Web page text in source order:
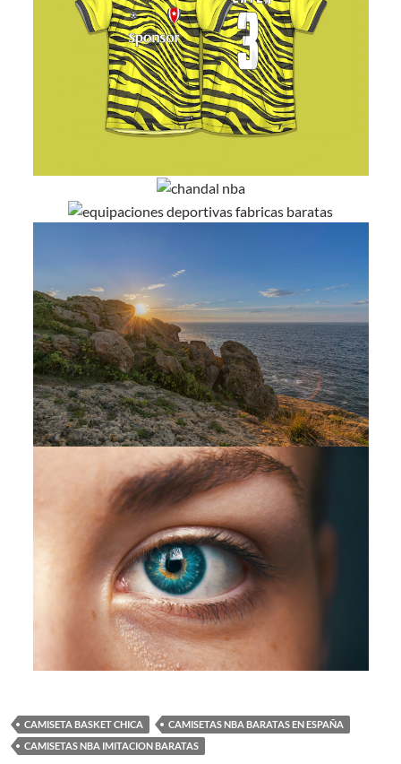
CAMISETA BASKET CHICA
CAMISETAS NBA BARATAS EN ESPAÑA
CAMISETAS NBA IMITACION BARATAS